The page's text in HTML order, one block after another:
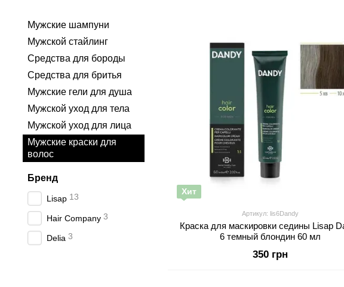
Хит
Артикул: lis6Dandy
Краска для маскировки седины Lisap
6 темный блондин 60 мл
350 грн
Мужские шампуни
Мужской стайлинг
Средства для бороды
Средства для бритья
Мужские гели для душа
Мужской уход для тела
Мужской уход для лица
Мужские краски для
волос
Бренд
Lisap 13
Hair Company 3
Delia 3